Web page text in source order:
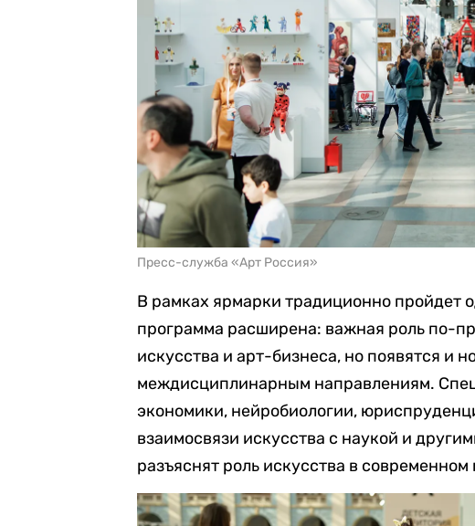
Пресс-служба «Арт Россия»
В рамках ярмарки традиционно пройдет
программа расширена: важная роль по-
искусства и арт-бизнеса, но появятся и
междисциплинарным направлениям.
экономики, нейробиологии,
взаимосвязи искусства с наукой и
разъяснят роль искусства в современном